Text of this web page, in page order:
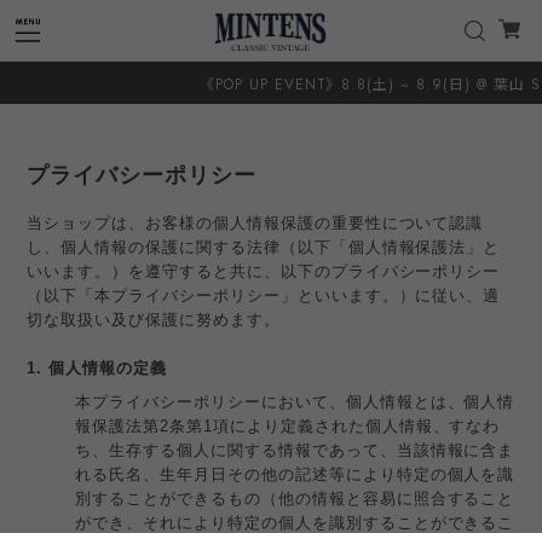
《POP UP EVENT》8.8(土) ~ 8.9(日) @ 葉山
プライバシーポリシー
当ショップは、お客様の個人情報保護の重要性について認識
し、個人情報の保護に関する法律（以下「個人情報保護法」と
いいます。）を遵守すると共に、以下のプライバシーポリシー
（以下「本プライバシーポリシー」といいます。）に従い、適
切な取扱い及び保護に努めます。
1. 個人情報の定義
本プライバシーポリシーにおいて、個人情報とは、個人情
報保護法第2条第1項により定義された個人情報、すなわ
ち、生存する個人に関する情報であって、当該情報に含ま
れる氏名、生年月日その他の記述等により特定の個人を識
別することができるもの（他の情報と容易に照合すること
ができ、それにより特定の個人を識別することができるこ